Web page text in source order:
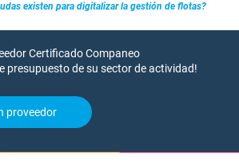
existen para digitalizar la gestión de flotas?
Certificado Companeo
presupuesto de su sector de actividad!
proveedor